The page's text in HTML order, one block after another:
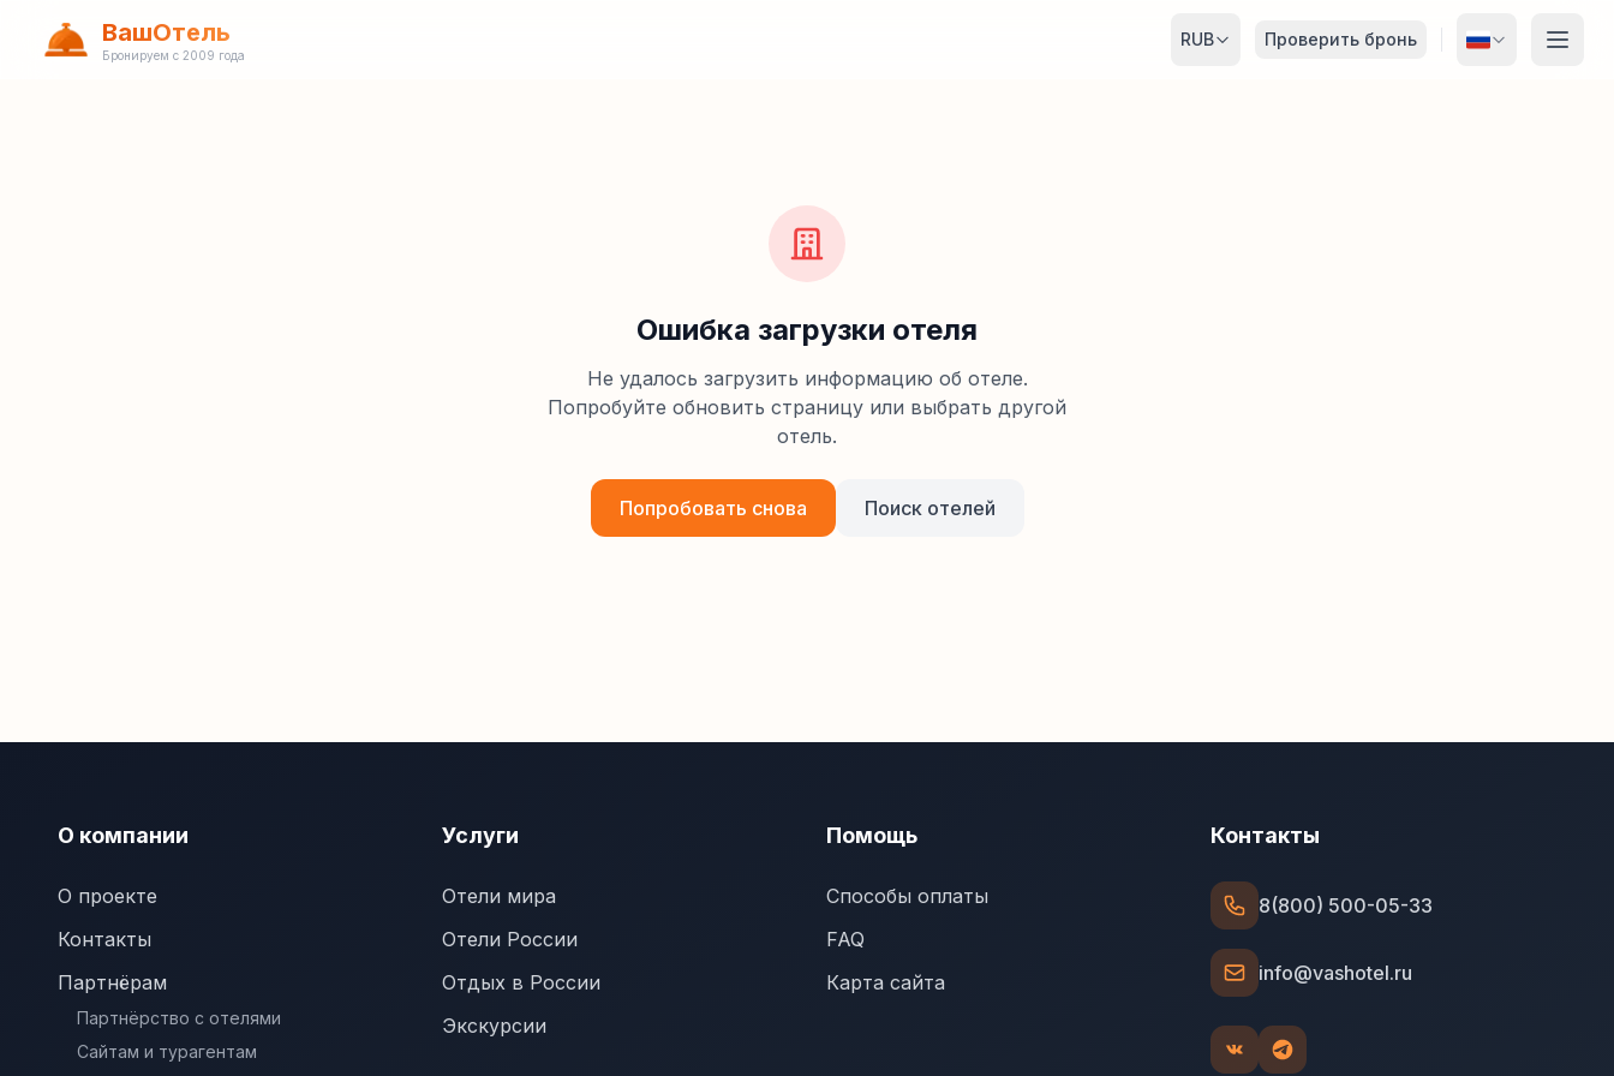
ВашОтель
Бронируем с 2009 года
RUB Проверить бронь
Ошибка загрузки отеля
Не удалось загрузить информацию об отеле.
Попробуйте обновить страницу или выбрать другой
отель.
Попробовать снова Поиск отелей
О компании
О проекте
Контакты
Партнёрам
Партнёрство с отелями
Сайтам и турагентам
Услуги
Отели мира
Отели России
Отдых в России
Экскурсии
Помощь
Способы оплаты
FAQ
Карта сайта
Контакты
8(800) 500-05-33
info@vashotel.ru